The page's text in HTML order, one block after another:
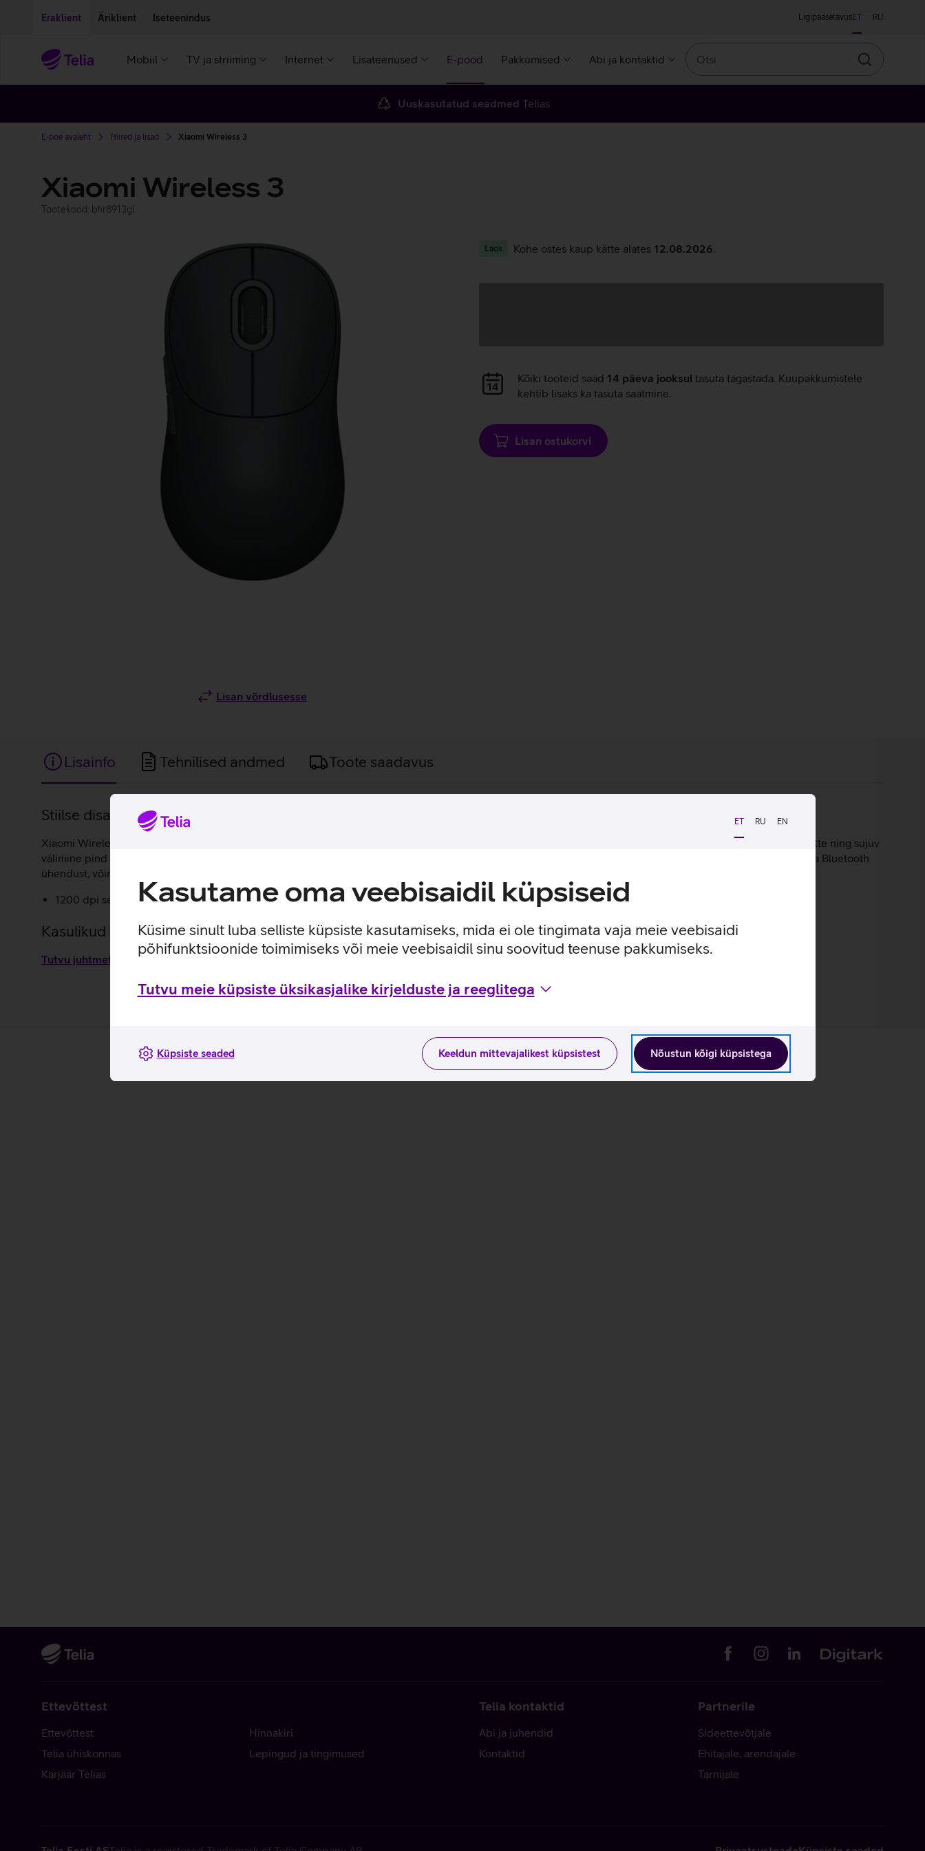
ET RU EN
Kasutame oma veebisaidil küpsiseid
Küsime sinult luba selliste küpsiste kasutamiseks, mida ei ole tingimata vaja meie veebisaidi
põhifunktsioonide toimimiseks või meie veebisaidil sinu soovitud teenuse pakkumiseks.
Tutvu meie küpsiste üksikasjalike kirjelduste ja reeglitega
Nõustun kõigi küpsistega
Keeldun mittevajalikest küpsistest
Küpsiste seaded
Eraklient Äriklient Iseteenindus LigipääsetavusET RU
Mobiil TV ja striiming Internet Lisateenused E-pood Pakkumised Abi ja kontaktid
Otsin
Uuskasutatud seadmed Telias
E-poe avaleht Hiired ja lisad Xiaomi Wireless 3
Xiaomi Wireless 3
Tootekood: bhr8913gl
Lisan võrdlusesse
Laos Kohe ostes kaup kätte alates 12.08.2026
Andmete
laadimine
Kõiki tooteid saad 14 päeva jooksul tasuta tagastada. Kuupakkumistele
kehtib lisaks ka tasuta saatmine.
Lisan ostukorvi
Lisainfo Tehnilised andmed Toote saadavus
Lisainfo
Stiilse disainiga juhtmevaba hiir igapäevaseks kasutamiseks.
Xiaomi Wireless 3 hiir pakub mugavat ja sujuvat kasutuskogemust igapäevatööks. Hiire hoolikalt kujundatud ja viimistletud kumerused sobituvad loomulikult kätte ning sujuv
välimine pind tagab kindla ja meeldiva haarde. Nupud on vaiksed ja võimaldavad töötada peaaegu hääletult. Hiir toetab nii 2.4 GHz juhtmevaba ühendust kui ka Bluetooth
ühendust, võimaldades sujuvalt kolme seadme vahel vahetada.
1200 dpi sensor.
Kasulikud lingid
Tutvu juhtmeta hiire Xiaomi Wireless 3 omaduste ja kasutusviisidega tootja kodulehel
Ettevõttest
Ettevõttest
Telia ühiskonnas
Karjäär Telias
Hinnakiri
Lepingud ja tingimused
Telia kontaktid
Abi ja juhendid
Kontaktid
Partnerile
Sideettevõtjale
Ehitajale, arendajale
Tarnijale